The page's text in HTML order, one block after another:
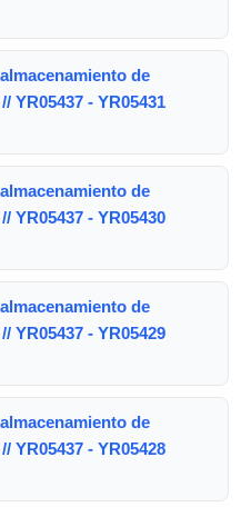
de
YR05437 - YR05431
de
YR05437 - YR05430
de
YR05437 - YR05429
de
YR05437 - YR05428